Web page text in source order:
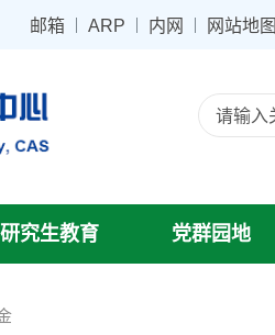
邮箱 ARP 内网 网站地图
研究生教育 党群园地